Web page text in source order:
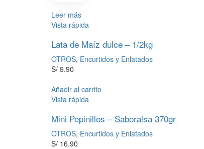
Leer más
Vista rápida
Lata de Maíz dulce – 1/2kg
OTROS, Encurtidos y Enlatados
S/ 9.90
Añadir al carrito
Vista rápida
Mini Pepinillos – Saboralsa 370gr
OTROS, Encurtidos y Enlatados
S/ 16.90